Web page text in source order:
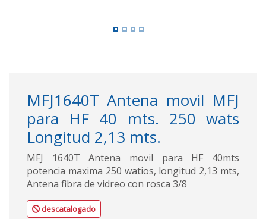
MFJ1640T Antena movil MFJ
para HF 40 mts. 250 wats
Longitud 2,13 mts.
MFJ 1640T Antena movil para HF 40mts
potencia maxima 250 watios, longitud 2,13 mts,
Antena fibra de vidreo con rosca 3/8
descatalogado